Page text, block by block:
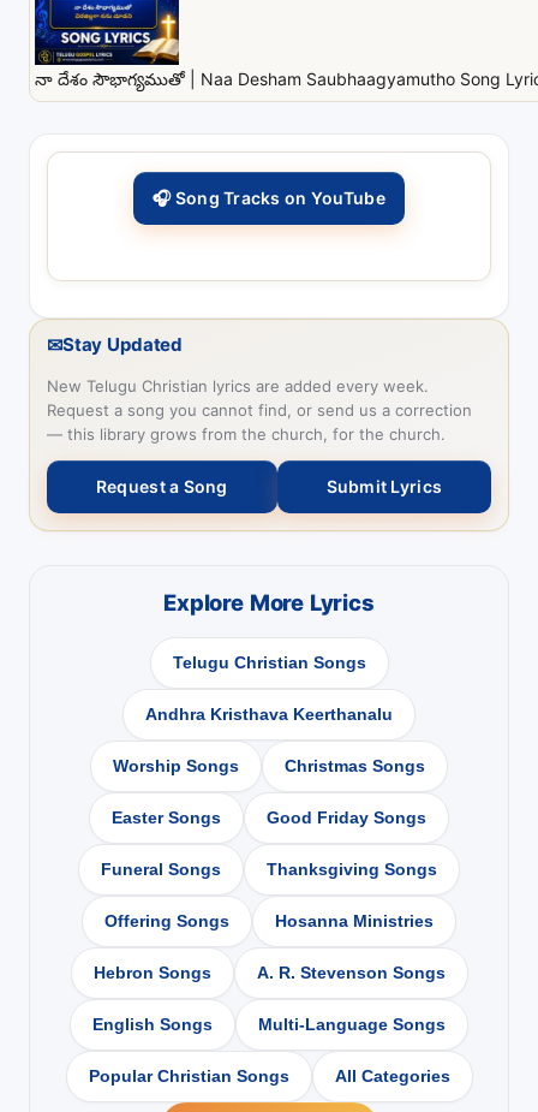
నా దేశం సౌభాగ్యముతో | Naa Desham Saubhaagyamutho Song
🎧 Song Tracks on YouTube
✉Stay Updated
New Telugu Christian lyrics are added every week.
Request a song you cannot find, or send us a correction
— this library grows from the church, for the church.
Request a Song Submit Lyrics
Explore More Lyrics
Telugu Christian Songs
Andhra Kristhava Keerthanalu
Worship Songs Christmas Songs
Easter Songs Good Friday Songs
Funeral Songs Thanksgiving Songs
Offering Songs Hosanna Ministries
Hebron Songs A. R. Stevenson Songs
English Songs Multi-Language Songs
Popular Christian Songs All Categories